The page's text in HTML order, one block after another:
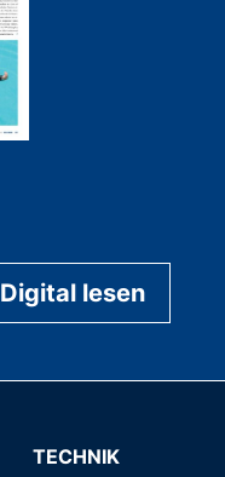
Digital lesen
TECHNIK